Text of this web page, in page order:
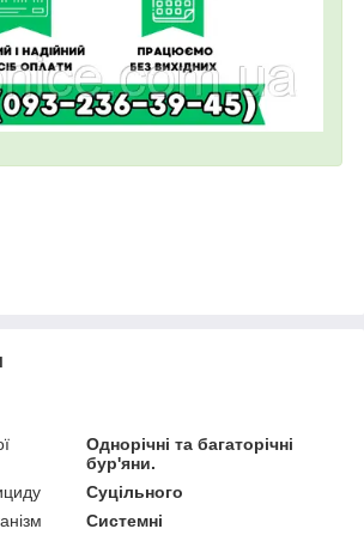
Однорічні та багаторічні
бур'яни.
Суцільного
Системні